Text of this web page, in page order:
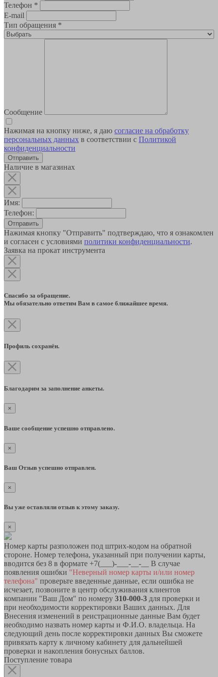
Телефон *
E-mail
Тип обращения *
Сообщение
Нажимая на кнопку ниже, я даю согласие на обработку
персональных данных в соответствии с Политикой
конфиденциальности
Наличие в магазинах
Имя:
Телефон:
Отправить
Нажимая кнопку "Отправить" подтверждаю, что я ознакомлен
и согласен с условиями политики конфиденциальности.
Заявка на прокат инструмента
Спасибо за обращение.
Мы обязательно ответим Вам в самое ближайшее время.
Профиль сохранён.
Благодарим за заполнение анкеты.
×
Ваше сообщение успешно отправлено.
×
Ваш Отзыв успешно отправлен.
×
Вы уже оставляли отзыв к этому заказу.
×
Номер карты разположен под штрих-кодом на обратной
стороне. Номер телефона, указанный при получении карты,
вводится без 8 в формате +7(___)-___-__-__ В случае
появления ошибки "Неверный номер карты и/или номер
телефона" проверьте введенные данные, если ошибка не
исчезает, позвоните в центр обслуживания клиентов
компании "Ваш Дом" по номеру 310-000-3 для проверки и
при необходимости корректировки Ваших данных. Для
Внесения изменений в реистрационные данные Вам будет
необходимо назвать номер карты и Ф.И.О. владельца. На
следующий день после корректировки данных Вы сможете
привязать карту к личному кабинету для дальнейшей
проверки и накопления бонусных баллов.
Поступление товара